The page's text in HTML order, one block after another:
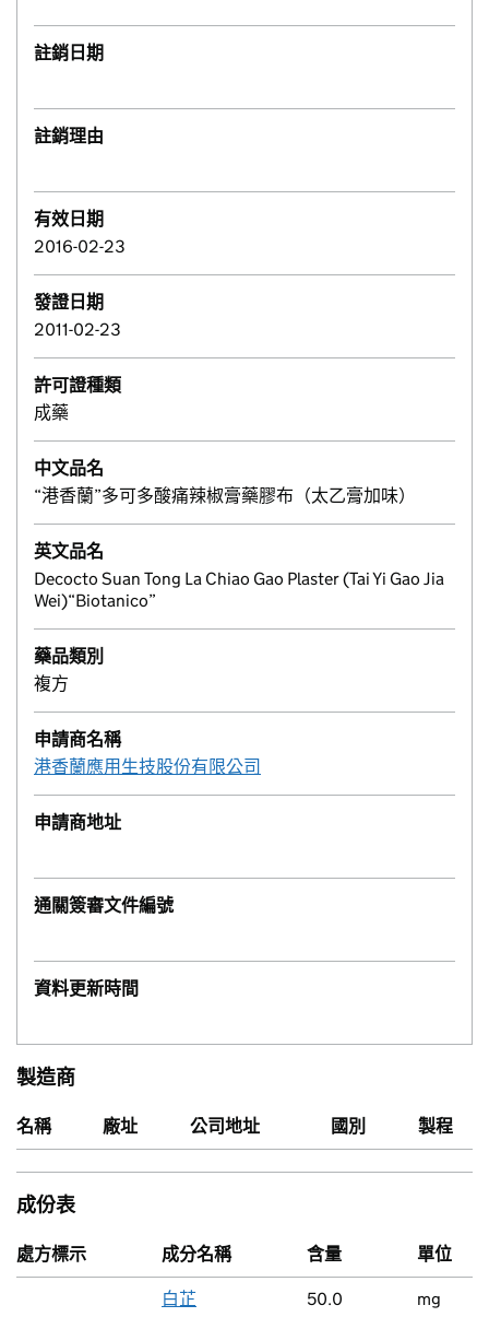
註銷日期
註銷理由
有效日期
2016-02-23
發證日期
2011-02-23
許可證種類
成藥
中文品名
“港香蘭”多可多酸痛辣椒膏藥膠布（太乙膏加味）
英文品名
Decocto Suan Tong La Chiao Gao Plaster (Tai Yi Gao Jia
Wei)“Biotanico”
藥品類別
複方
申請商名稱
港香蘭應用生技股份有限公司
申請商地址
通關簽審文件編號
資料更新時間
製造商
名稱 廠址 公司地址 國別 製程
成份表
處方標示 成分名稱 含量 單位
白芷 50.0 mg